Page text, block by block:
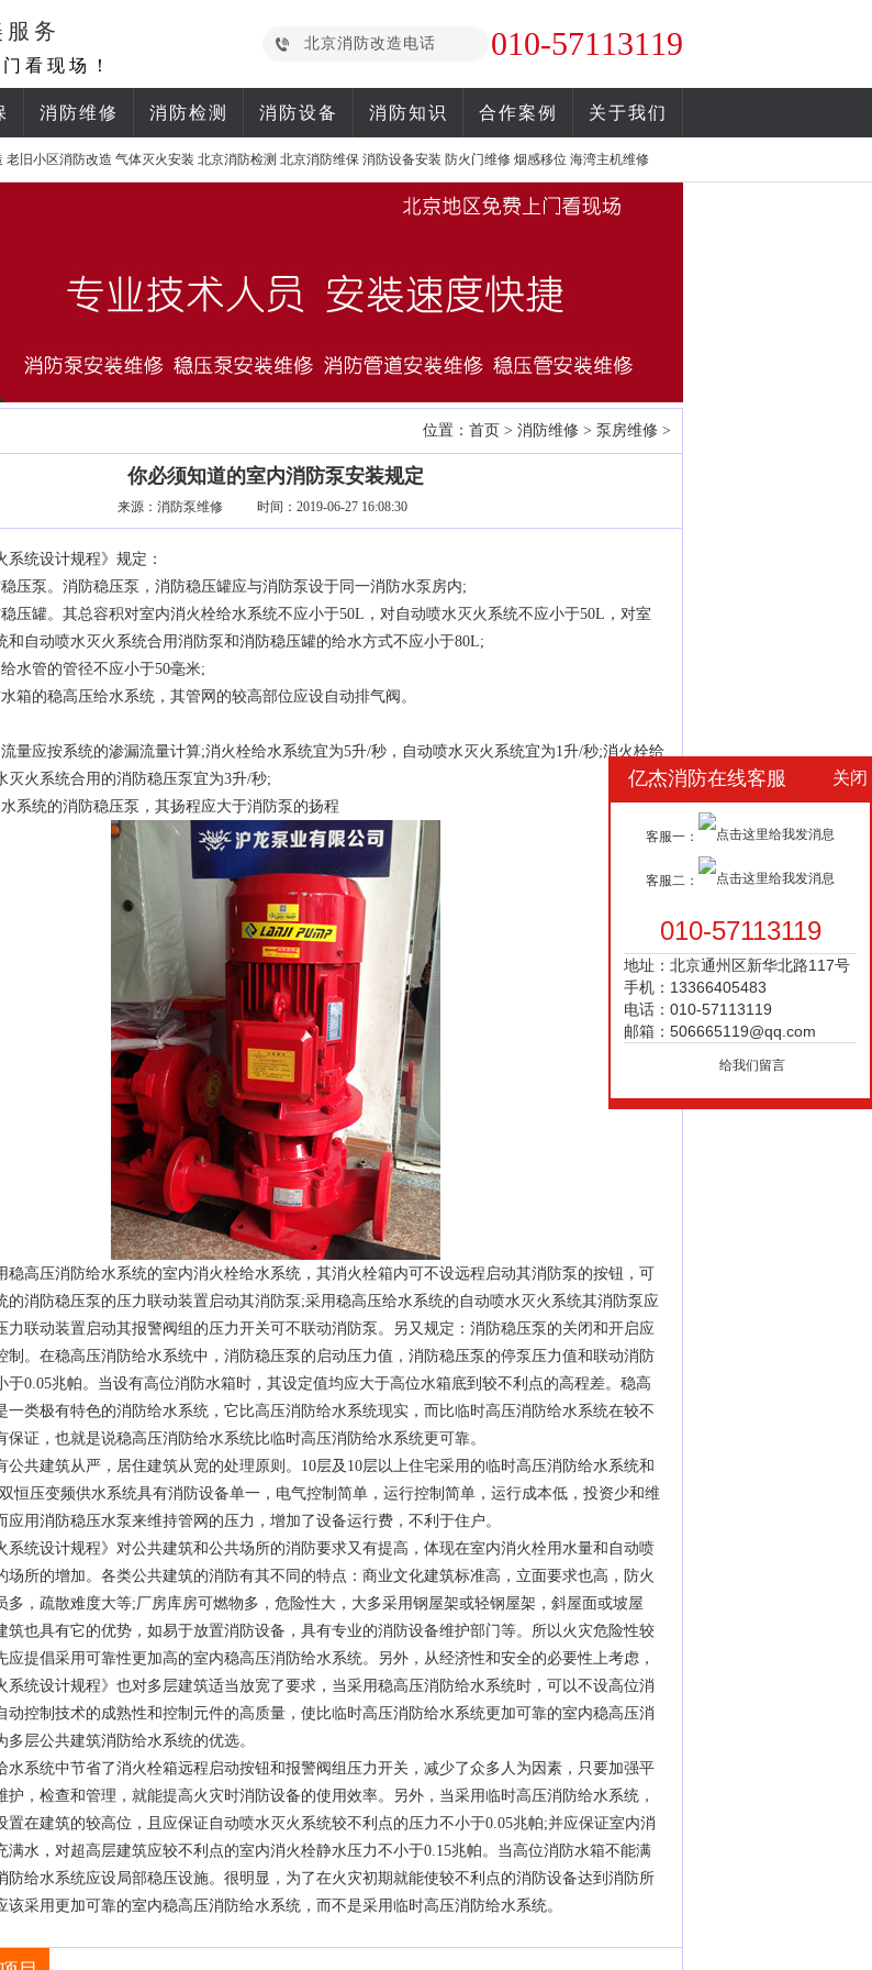
服务
看现场！
北京消防改造电话 010-57113119
消防维修 消防检测 消防设备 消防知识 合作案例 关于我们
老旧小区消防改造 气体灭火安装 北京消防检测 北京消防维保 消防设备安装 防火门维修 烟感移位 海湾主机维修
位置： 首页 > 消防维修 > 泵房维修 >
你必须知道的室内消防泵安装规定
来源： 消防泵维修 时间：2019-06-27 16:08:30
系统设计规程》规定：
压泵。消防稳压泵，消防稳压罐应与消防泵设于同一消防水泵房内;
压罐。其总容积对室内消火栓给水系统不应小于50L，对自动喷水灭火系统不应小于50L，对室
和自动喷水灭火系统合用消防泵和消防稳压罐的给水方式不应小于80L;
水管的管径不应小于50毫米;
箱的稳高压给水系统，其管网的较高部位应设自动排气阀。
量应按系统的渗漏流量计算;消火栓给水系统宜为5升/秒，自动喷水灭火系统宜为1升/秒;消火栓给
灭火系统合用的消防稳压泵宜为3升/秒;
系统的消防稳压泵，其扬程应大于消防泵的扬程
稳高压消防给水系统的室内消火栓给水系统，其消火栓箱内可不设远程启动其消防泵的按钮，可
的消防稳压泵的压力联动装置启动其消防泵;采用稳高压给水系统的自动喷水灭火系统其消防泵应
力联动装置启动其报警阀组的压力开关可不联动消防泵。另又规定：消防稳压泵的关闭和开启应
制。在稳高压消防给水系统中，消防稳压泵的启动压力值，消防稳压泵的停泵压力值和联动消防
于0.05兆帕。当设有高位消防水箱时，其设定值均应大于高位水箱底到较不利点的高程差。稳高
一类极有特色的消防给水系统，它比高压消防给水系统现实，而比临时高压消防给水系统在较不
保证，也就是说稳高压消防给水系统比临时高压消防给水系统更可靠。
公共建筑从严，居住建筑从宽的处理原则。10层及10层以上住宅采用的临时高压消防给水系统和
恒压变频供水系统具有消防设备单一，电气控制简单，运行控制简单，运行成本低，投资少和维
应用消防稳压水泵来维持管网的压力，增加了设备运行费，不利于住户。
系统设计规程》对公共建筑和公共场所的消防要求又有提高，体现在室内消火栓用水量和自动喷
场所的增加。各类公共建筑的消防有其不同的特点：商业文化建筑标准高，立面要求也高，防火
多，疏散难度大等;厂房库房可燃物多，危险性大，大多采用钢屋架或轻钢屋架，斜屋面或坡屋
筑也具有它的优势，如易于放置消防设备，具有专业的消防设备维护部门等。所以火灾危险性较
应提倡采用可靠性更加高的室内稳高压消防给水系统。另外，从经济性和安全的必要性上考虑，
系统设计规程》也对多层建筑适当放宽了要求，当采用稳高压消防给水系统时，可以不设高位消
动控制技术的成熟性和控制元件的高质量，使比临时高压消防给水系统更加可靠的室内稳高压消
多层公共建筑消防给水系统的优选。
水系统中节省了消火栓箱远程启动按钮和报警阀组压力开关，减少了众多人为因素，只要加强平
护，检查和管理，就能提高火灾时消防设备的使用效率。另外，当采用临时高压消防给水系统，
置在建筑的较高位，且应保证自动喷水灭火系统较不利点的压力不小于0.05兆帕;并应保证室内消
满水，对超高层建筑应较不利点的室内消火栓静水压力不小于0.15兆帕。当高位消防水箱不能满
防给水系统应设局部稳压设施。很明显，为了在火灾初期就能使较不利点的消防设备达到消防所
该采用更加可靠的室内稳高压消防给水系统，而不是采用临时高压消防给水系统。
亿杰消防在线客服 关闭
客服一：
客服二：
010-57113119
地址：北京通州区新华北路117号
手机：13366405483
电话：010-57113119
邮箱：506665119@qq.com
给我们留言